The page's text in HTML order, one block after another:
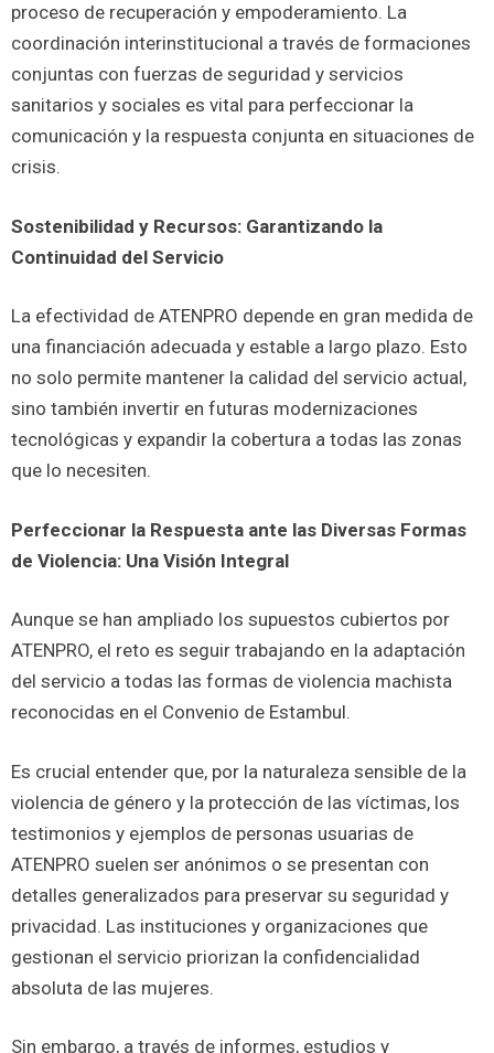
proceso de recuperación y empoderamiento. La
coordinación interinstitucional a través de formaciones
conjuntas con fuerzas de seguridad y servicios
sanitarios y sociales es vital para perfeccionar la
comunicación y la respuesta conjunta en situaciones de
crisis.
Sostenibilidad y Recursos: Garantizando la
Continuidad del Servicio
La efectividad de ATENPRO depende en gran medida de
una financiación adecuada y estable a largo plazo. Esto
no solo permite mantener la calidad del servicio actual,
sino también invertir en futuras modernizaciones
tecnológicas y expandir la cobertura a todas las zonas
que lo necesiten.
Perfeccionar la Respuesta ante las Diversas Formas
de Violencia: Una Visión Integral
Aunque se han ampliado los supuestos cubiertos por
ATENPRO, el reto es seguir trabajando en la adaptación
del servicio a todas las formas de violencia machista
reconocidas en el Convenio de Estambul.
Es crucial entender que, por la naturaleza sensible de la
violencia de género y la protección de las víctimas, los
testimonios y ejemplos de personas usuarias de
ATENPRO suelen ser anónimos o se presentan con
detalles generalizados para preservar su seguridad y
privacidad. Las instituciones y organizaciones que
gestionan el servicio priorizan la confidencialidad
absoluta de las mujeres.
Sin embargo, a través de informes, estudios y